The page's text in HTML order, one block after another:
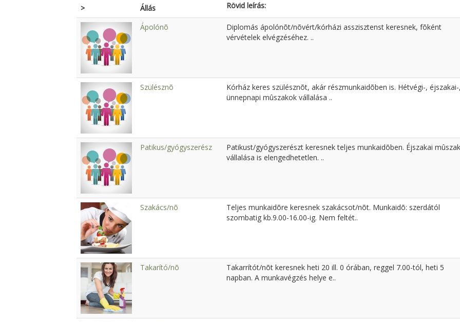
> Állás Rövid leírás:
Ápolónõ
Diplomás ápolónõt/nõvért/kórházi asszisztenst keresnek, fõként
vérvételek elvégzéséhez. ..
Szülésznõ
Kórház keres szülésznõt, akár részmunkaidõben is. Hétvégi-,
ünnepnapi mûszakok vállalása ..
Patikus/gyógyszerész
Patikust/gyógyszerészt keresnek teljes munkaidõben. Éjszakai
vállalása is elengedhetetlen. ..
Szakács/nõ
Teljes munkaidõre keresnek szakácsot/nõt. Munkaidõ: szerdától
szombatig kb.9.00-16.00-ig. Nem feltét..
Takarító/nõ
Takarrítót/nõt keresnek heti 20 ill. 0 órában, reggel 7.00-tól, heti 5
napban. A munkavégzés helye e..